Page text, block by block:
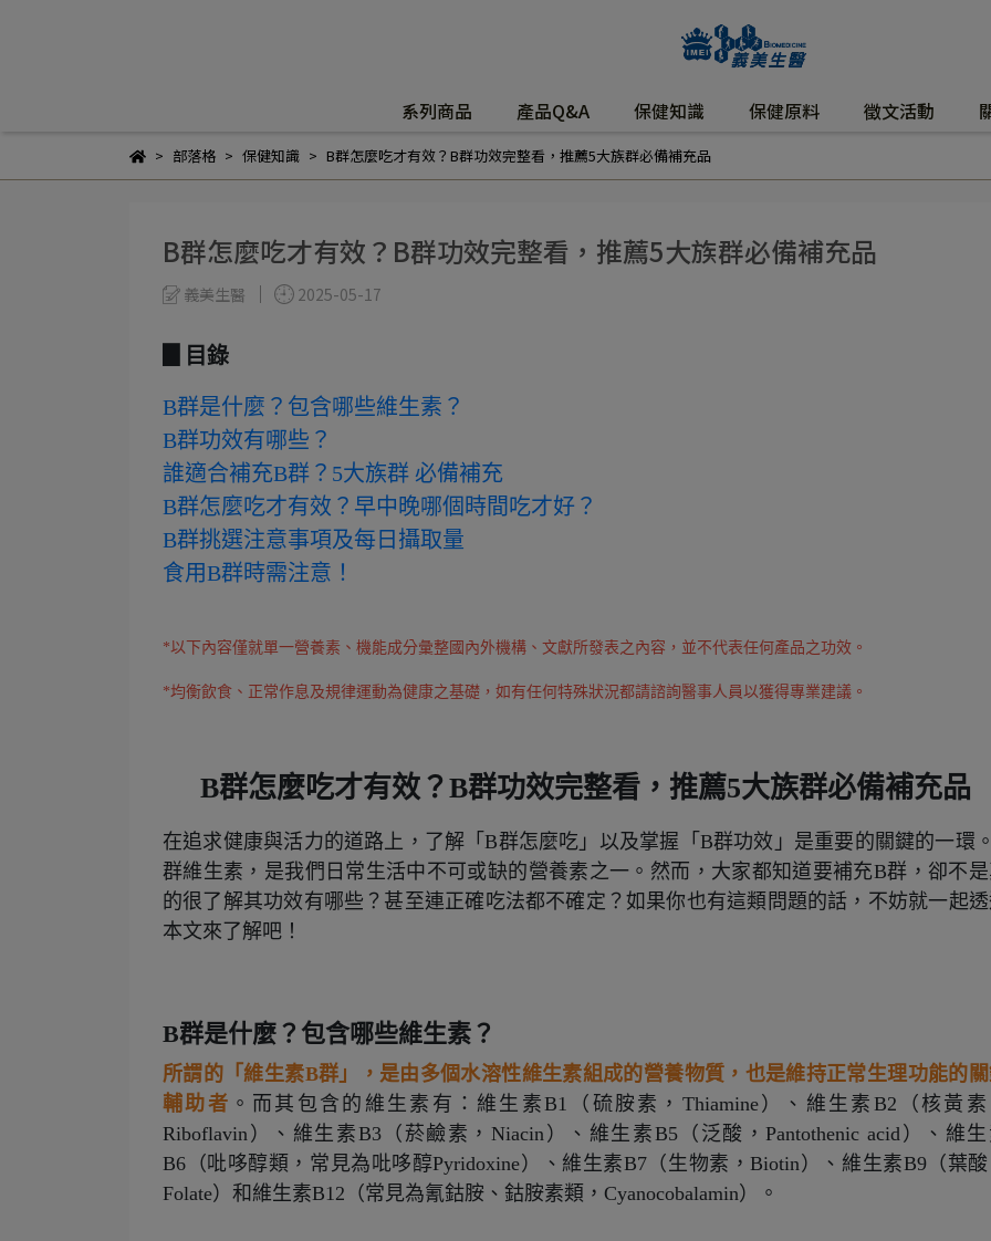
系列商品 產品Q&A 保健知識 保健原料 徵文活動
部落格 保健知識 B群怎麼吃才有效？B群功效完整看，推薦5大族群必備補充品
B群怎麼吃才有效？B群功效完整看，推薦5大族群必備補充品
義美生醫 2025-05-17
▊目錄
B群是什麼？包含哪些維生素？
B群功效有哪些？
誰適合補充B群？5大族群 必備補充
B群怎麼吃才有效？早中晚哪個時間吃才好？
B群挑選注意事項及每日攝取量
食用B群時需注意！
*以下內容僅就單一營養素、機能成分彙整國內外機構、文獻所發表之內容，並不代表任何產品之功效。
*均衡飲食、正常作息及規律運動為健康之基礎，如有任何特殊狀況都請諮詢醫事人員以獲得專業建議。
B群怎麼吃才有效？B群功效完整看，推薦5大族群必備補充品
在追求健康與活力的道路上，了解「B群怎麼吃」以及掌握「B群功效」是重要的關鍵的一環
群維生素，是我們日常生活中不可或缺的營養素之一。然而，大家都知道要補充B群，卻不
的很了解其功效有哪些？甚至連正確吃法都不確定？如果你也有這類問題的話，不妨就一起
本文來了解吧！
B群是什麼？包含哪些維生素？
所謂的「維生素B群」，是由多個水溶性維生素組成的營養物質，也是維持正常生理功能的
輔助者 。而其包含的維生素有：維生素B1（硫胺素，Thiamine）、維生素B2（核黃素
Riboflavin）、維生素B3（菸鹼素，Niacin）、維生素B5（泛酸，Pantothenic acid）、維
B6（吡哆醇類，常見為吡哆醇Pyridoxine）、維生素B7（生物素，Biotin）、維生素B9（葉
Folate）和維生素B12（常見為氰鈷胺、鈷胺素類，Cyanocobalamin）。